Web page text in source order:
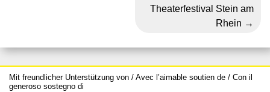
Theaterfestival Stein am
Rhein
Mit freundlicher Unterstützung von / Avec l’aimable soutien de / Con il
generoso sostegno di